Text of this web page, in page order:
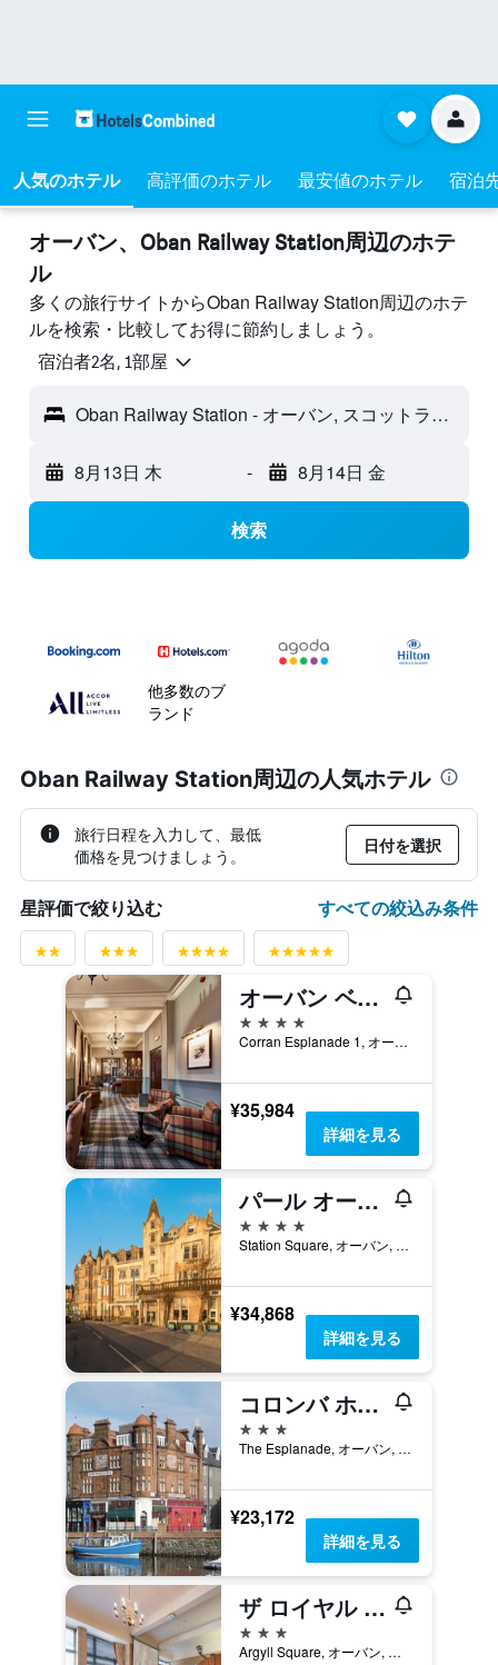
人気のホテル 高評価のホテル 最安値のホテル 宿泊
オーバン​、Oban Railway Station周辺のホテ
ル
多くの旅行サイトからOban Railway Station周辺のホテ
ルを検索・比較してお得に節約しましょう。
宿泊者2名, 1​部屋
Oban Railway Station - オーバン, スコットランド, イギリス
8月13日 木 - 8月14日 金
検索
他多数のブ
ランド
Oban Railway Station周辺の人気ホテル
旅行日程を入力して、最低
価格を見つけましょう。
日付を選択
星評価で絞り込む すべての絞込み条件
オーバン ベイ ホテル
4つ星
Corran Esplanade 1, オーバン, イギリス
¥35,984
詳細を見る
パール オーバン ホテル & スパ
4つ星
Station Square, オーバン, イギリス
¥34,868
詳細を見る
コロンバ ホテル
3つ星
The Esplanade, オーバン, イギリス
¥23,172
詳細を見る
ザ ロイヤル ホテル
3つ星
Argyll Square, オーバン, イギリス